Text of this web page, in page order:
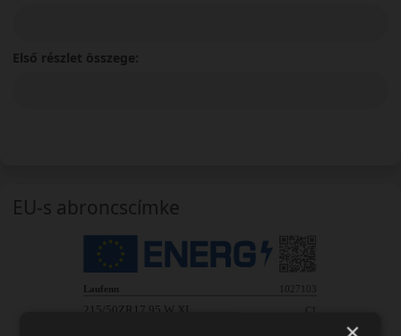
Első részlet összege:
EU-s abroncscímke